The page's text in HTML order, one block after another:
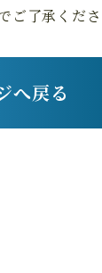
了承くださ
へ戻る